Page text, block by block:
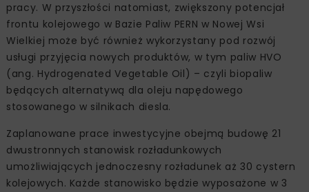
pracy. W przyszłości natomiast, zwiększony potencjał
frontu kolejowego w Bazie Paliw PERN w Nowej Wsi
Wielkiej może być również wykorzystany pod rozwój
usługi przyjęcia nowych produktów, w tym paliw HVO
(ang. Hydrogenated Vegetable Oil) – czyli biopaliw
będących alternatywą dla oleju napędowego
stosowanego w silnikach diesla.
Zaplanowane prace inwestycyjne obejmą budowę 21
dwustronnych stanowisk rozładunkowych
umożliwiających jednoczesny rozładunek aż 30 cystern
kolejowych. Każde stanowisko będzie wyposażone w 3